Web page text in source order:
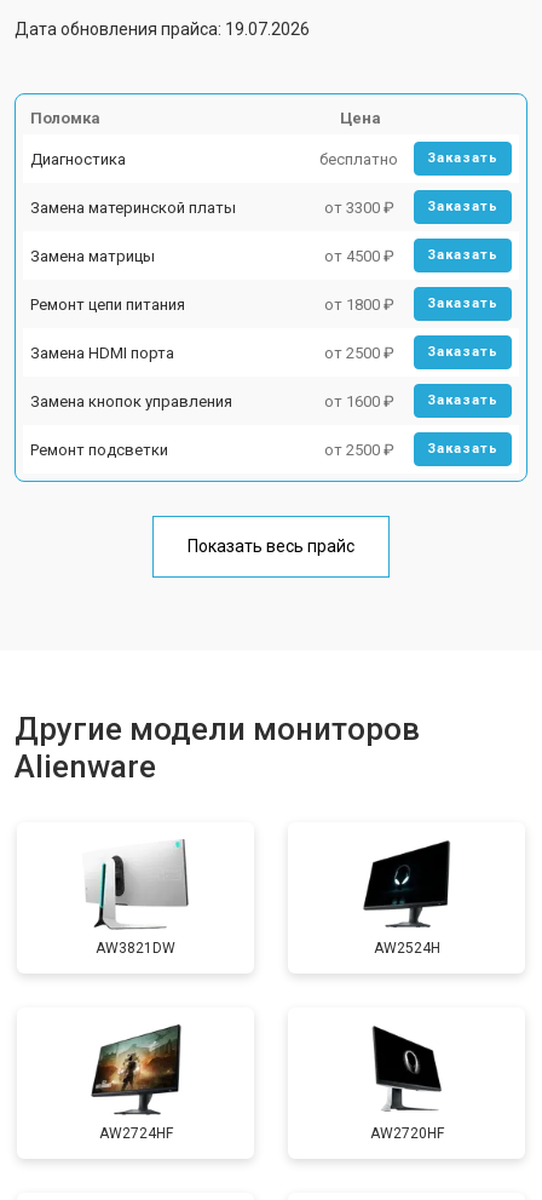
Дата обновления прайса: 19.07.2026
Поломка Цена
Диагностика бесплатно Заказать
Замена материнской платы от 3300 ₽ Заказать
Замена матрицы от 4500 ₽ Заказать
Ремонт цепи питания от 1800 ₽ Заказать
Замена HDMI порта от 2500 ₽ Заказать
Замена кнопок управления от 1600 ₽ Заказать
Ремонт подсветки от 2500 ₽ Заказать
Показать весь прайс
Другие модели мониторов
Alienware
AW3821DW AW2524H
AW2724HF AW2720HF